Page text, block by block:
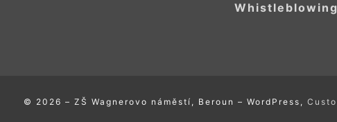
Whistleblowing
© 2026 – ZŠ Wagnerovo náměstí, Beroun – WordPress,